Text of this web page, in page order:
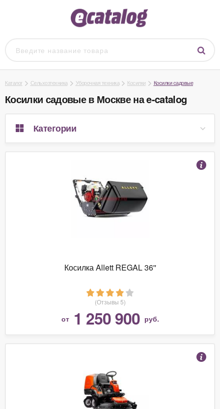
Каталог Сельхозтехника Уборочная техника Косилки Косилки садовые
Косилки садовые в Москве на e-catalog
Категории
Косилка Allett REGAL 36''
(Отзывы 5)
от 1 250 900 руб.